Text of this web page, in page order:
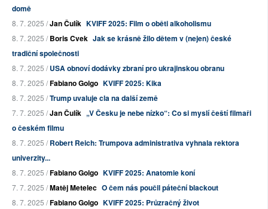
domě
8. 7. 2025 /Jan Čulík KVIFF 2025: Film o oběti alkoholismu
8. 7. 2025 /Boris Cvek Jak se krásně žilo dětem v (nejen) české
tradiční společnosti
8. 7. 2025 /USA obnoví dodávky zbraní pro ukrajinskou obranu
8. 7. 2025 /Fabiano Golgo KVIFF 2025: Kika
8. 7. 2025 /Trump uvaluje cla na další země
7. 7. 2025 /Jan Čulík „V Česku je nebe nízko“: Co si myslí čeští filmaři
o českém filmu
8. 7. 2025 /Robert Reich: Trumpova administrativa vyhnala rektora
univerzity...
8. 7. 2025 /Fabiano Golgo KVIFF 2025: Anatomie koní
7. 7. 2025 /Matěj Metelec O čem nás poučil páteční blackout
8. 7. 2025 /Fabiano Golgo KVIFF 2025: Průzračný život